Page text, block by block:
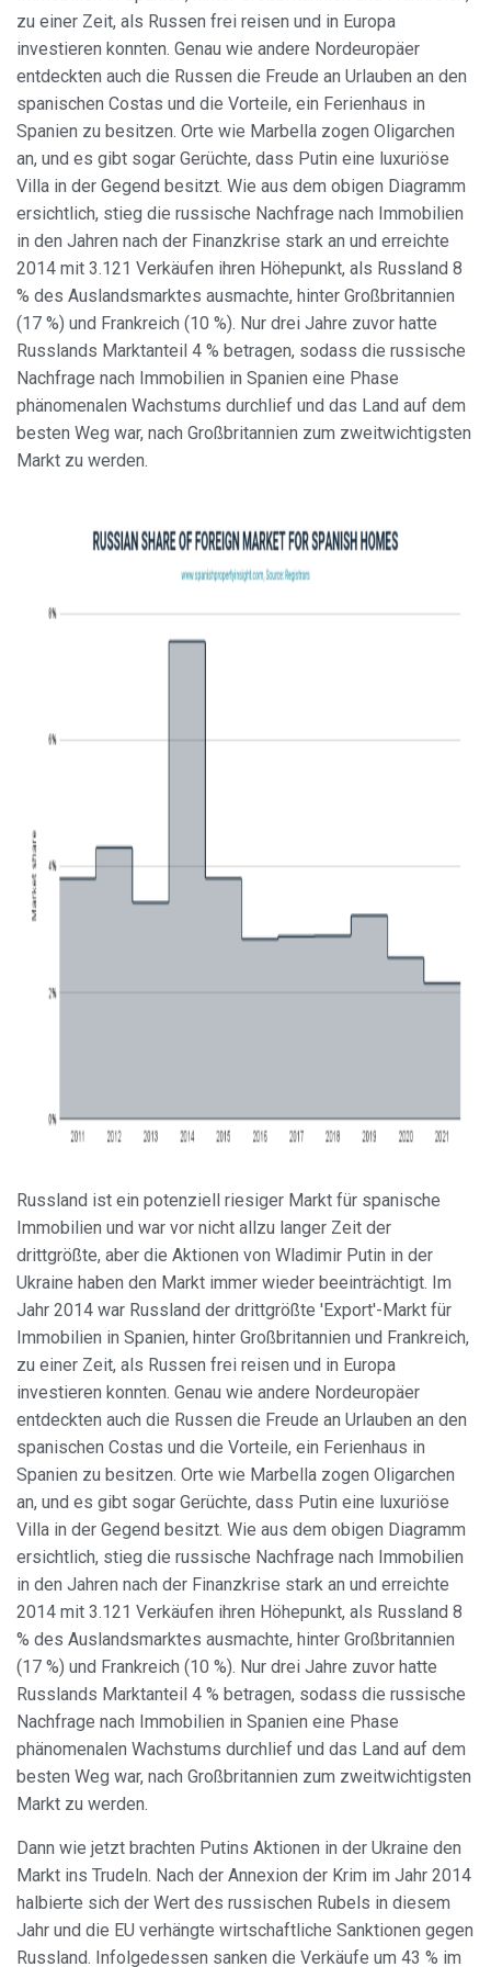
zu einer Zeit, als Russen frei reisen und in Europa
investieren konnten. Genau wie andere Nordeuropäer
entdeckten auch die Russen die Freude an Urlauben an den
spanischen Costas und die Vorteile, ein Ferienhaus in
Spanien zu besitzen. Orte wie Marbella zogen Oligarchen
an, und es gibt sogar Gerüchte, dass Putin eine luxuriöse
Villa in der Gegend besitzt. Wie aus dem obigen Diagramm
ersichtlich, stieg die russische Nachfrage nach Immobilien
in den Jahren nach der Finanzkrise stark an und erreichte
2014 mit 3.121 Verkäufen ihren Höhepunkt, als Russland 8
% des Auslandsmarktes ausmachte, hinter Großbritannien
(17 %) und Frankreich (10 %). Nur drei Jahre zuvor hatte
Russlands Marktanteil 4 % betragen, sodass die russische
Nachfrage nach Immobilien in Spanien eine Phase
phänomenalen Wachstums durchlief und das Land auf dem
besten Weg war, nach Großbritannien zum zweitwichtigsten
Markt zu werden.
Russland ist ein potenziell riesiger Markt für spanische
Immobilien und war vor nicht allzu langer Zeit der
drittgrößte, aber die Aktionen von Wladimir Putin in der
Ukraine haben den Markt immer wieder beeinträchtigt. Im
Jahr 2014 war Russland der drittgrößte 'Export'-Markt für
Immobilien in Spanien, hinter Großbritannien und Frankreich,
zu einer Zeit, als Russen frei reisen und in Europa
investieren konnten. Genau wie andere Nordeuropäer
entdeckten auch die Russen die Freude an Urlauben an den
spanischen Costas und die Vorteile, ein Ferienhaus in
Spanien zu besitzen. Orte wie Marbella zogen Oligarchen
an, und es gibt sogar Gerüchte, dass Putin eine luxuriöse
Villa in der Gegend besitzt. Wie aus dem obigen Diagramm
ersichtlich, stieg die russische Nachfrage nach Immobilien
in den Jahren nach der Finanzkrise stark an und erreichte
2014 mit 3.121 Verkäufen ihren Höhepunkt, als Russland 8
% des Auslandsmarktes ausmachte, hinter Großbritannien
(17 %) und Frankreich (10 %). Nur drei Jahre zuvor hatte
Russlands Marktanteil 4 % betragen, sodass die russische
Nachfrage nach Immobilien in Spanien eine Phase
phänomenalen Wachstums durchlief und das Land auf dem
besten Weg war, nach Großbritannien zum zweitwichtigsten
Markt zu werden.
Dann wie jetzt brachten Putins Aktionen in der Ukraine den
Markt ins Trudeln. Nach der Annexion der Krim im Jahr 2014
halbierte sich der Wert des russischen Rubels in diesem
Jahr und die EU verhängte wirtschaftliche Sanktionen gegen
Russland. Infolgedessen sanken die Verkäufe um 43 % im